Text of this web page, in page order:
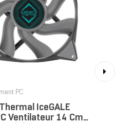
PC
IceGALE
Ventilateur 14 Cm